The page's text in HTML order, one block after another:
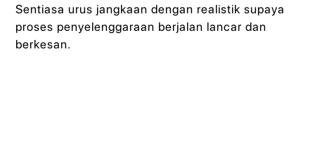
Sentiasa urus jangkaan dengan realistik supaya
proses penyelenggaraan berjalan lancar dan
berkesan.